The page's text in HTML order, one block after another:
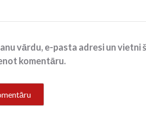
vārdu, e-pasta adresi un vietni
komentāru.